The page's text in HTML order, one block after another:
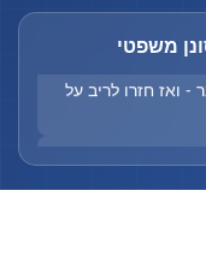
משפטי
ובפקיסטן
אחרי 7 באוקטובר - ואז חזרו לריב על